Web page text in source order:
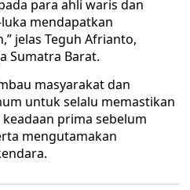
para ahli waris dan
mendapatkan
jelas Teguh Afrianto,
Sumatra Barat.
masyarakat dan
untuk selalu memastikan
prima sebelum
mengutamakan